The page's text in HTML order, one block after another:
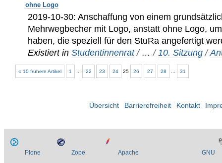
ohne Logo
2019-10-30: Anschaffung von einem
Mehrwegbecher mit Logo, anstatt ohne Logo,
haben, die speziell für den StuRa angefertigt
Existiert in Studentinnenrat / …/ 10. Sitzung /
« 10 frühere Artikel 1 22 23 24 25 26 27 28 31
Übersicht Barrierefreiheit Kontakt
Plone Zope Apache GNU